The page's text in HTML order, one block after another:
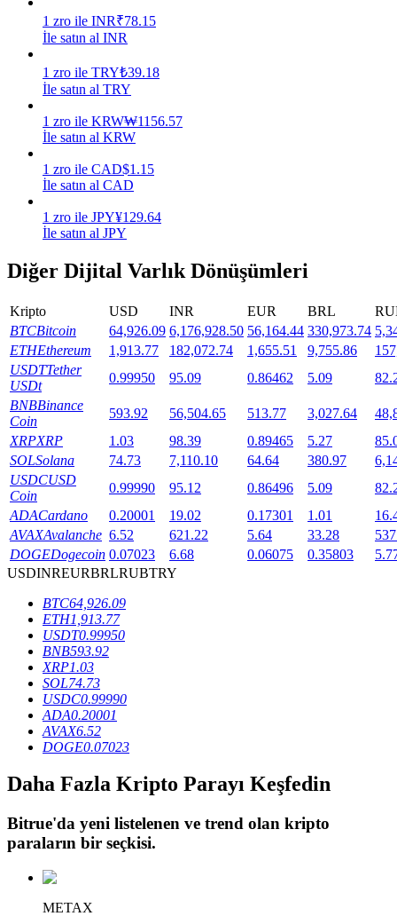
Yüksek getiri ve anında erişim
Launchpool
Popüler token'lar kazanmak için esnek staking
BTR Kilitleme
BTR sahiplerine özel yatırımlar
Krediler
Kripto destekli borçlanma hizmeti
1 zro ile INR₹78.15
İle satın al INR
1 zro ile TRY₺39.18
İle satın al TRY
1 zro ile KRW₩1156.57
İle satın al KRW
1 zro ile CAD$1.15
İle satın al CAD
1 zro ile JPY¥129.64
İle satın al JPY
Diğer Dijital Varlık Dönüşümleri
Kripto USD INR EUR BRL
BTCBitcoin 64,926.09 6,176,928.50 56,164.44 330,973.74
ETHEthereum 1,913.77 182,072.74 1,655.51 9,755.86
USDTTether
USDt
0.99950 95.09 0.86462 5.09
BNBBinance
Coin
593.92 56,504.65 513.77 3,027.64
XRPXRP 1.03 98.39 0.89465 5.27
SOLSolana 74.73 7,110.10 64.64 380.97
USDCUSD
Coin
0.99990 95.12 0.86496 5.09
ADACardano 0.20001 19.02 0.17301 1.01
AVAXAvalanche 6.52 621.22 5.64 33.28
DOGEDogecoin 0.07023 6.68 0.06075 0.35803
USDINREURBRLRUBTRY
BTC64,926.09
ETH1,913.77
USDT0.99950
BNB593.92
XRP1.03
SOL74.73
USDC0.99990
ADA0.20001
AVAX6.52
DOGE0.07023
Daha Fazla Kripto Parayı Keşfedin
Bitrue'da yeni listelenen ve trend olan kripto
paraların bir seçkisi.
METAX